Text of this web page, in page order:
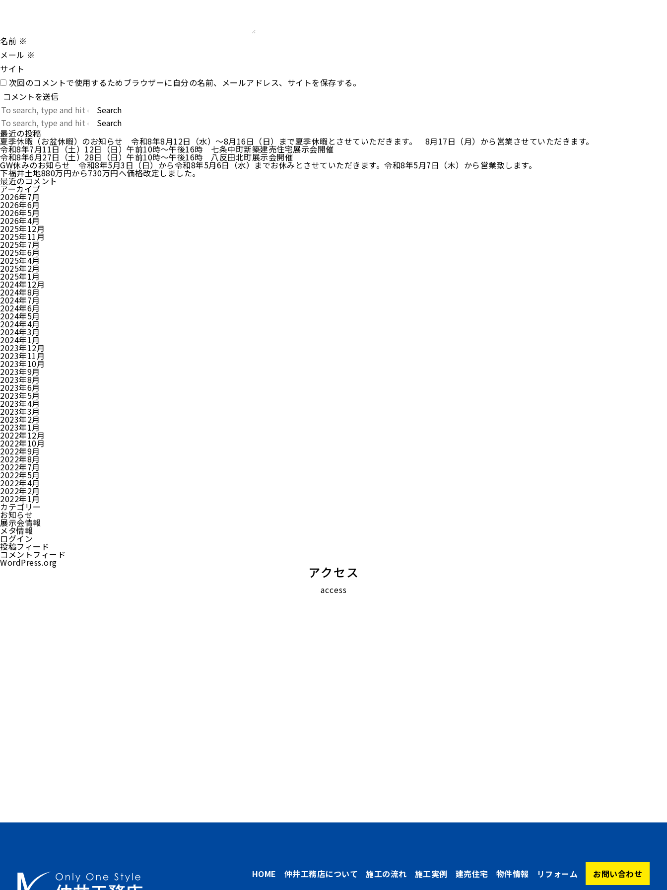
名前 ※
メール ※
サイト
次回のコメントで使用するためブラウザーに自分の名前、メールアドレス、サイトを保存する。
Search
Search
最近の投稿
夏季休暇（お盆休暇）のお知らせ 令和8年8月12日（水）～8月16日（日）まで夏季休暇とさせていただきます。 8月17日（月）から営業させていただきます。
令和8年7月11日（土）12日（日）午前10時～午後16時 七条中町新築建売住宅展示会開催
令和8年6月27日（土）28日（日）午前10時～午後16時 八反田北町展示会開催
GW休みのお知らせ 令和8年5月3日（日）から令和8年5月6日（水）までお休みとさせていただきます。令和8年5月7日（木）から営業致します。
下福井土地880万円から730万円へ価格改定しました。
最近のコメント
アーカイブ
2026年7月
2026年6月
2026年5月
2026年4月
2025年12月
2025年11月
2025年7月
2025年6月
2025年4月
2025年2月
2025年1月
2024年12月
2024年8月
2024年7月
2024年6月
2024年5月
2024年4月
2024年3月
2024年1月
2023年12月
2023年11月
2023年10月
2023年9月
2023年8月
2023年6月
2023年5月
2023年4月
2023年3月
2023年2月
2023年1月
2022年12月
2022年10月
2022年9月
2022年8月
2022年7月
2022年5月
2022年4月
2022年2月
2022年1月
カテゴリー
お知らせ
展示会情報
メタ情報
ログイン
投稿フィード
コメントフィード
WordPress.org
アクセス
access
HOME 仲井工務店について 施工の流れ 施工実例 建売住宅 物件情報 リフォーム お問い合わせ